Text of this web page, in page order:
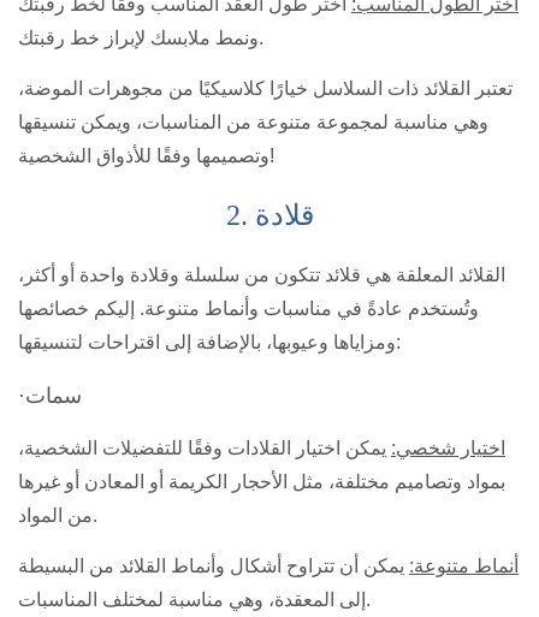
اختر الطول المناسب: اختر طول العقد المناسب وفقًا لخط رقبتك
ونمط ملابسك لإبراز خط رقبتك.
تعتبر القلائد ذات السلاسل خيارًا كلاسيكيًا من مجوهرات الموضة،
وهي مناسبة لمجموعة متنوعة من المناسبات، ويمكن تنسيقها
وتصميمها وفقًا للأذواق الشخصية!
2. قلادة
القلائد المعلقة هي قلائد تتكون من سلسلة وقلادة واحدة أو أكثر،
وتُستخدم عادةً في مناسبات وأنماط متنوعة. إليكم خصائصها
ومزاياها وعيوبها، بالإضافة إلى اقتراحات لتنسيقها:
·سمات
اختيار شخصي: يمكن اختيار القلادات وفقًا للتفضيلات الشخصية،
بمواد وتصاميم مختلفة، مثل الأحجار الكريمة أو المعادن أو غيرها
من المواد.
أنماط متنوعة: يمكن أن تتراوح أشكال وأنماط القلائد من البسيطة
إلى المعقدة، وهي مناسبة لمختلف المناسبات.